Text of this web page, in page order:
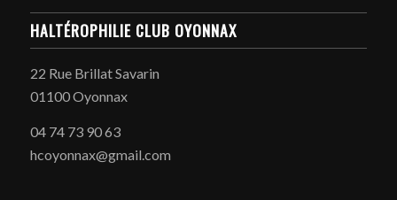
HALTÉROPHILIE CLUB OYONNAX
22 Rue Brillat Savarin
01100 Oyonnax
04 74 73 90 63
hcoyonnax@gmail.com